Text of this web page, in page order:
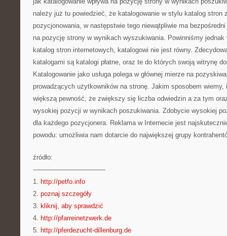
należy już tu powiedzieć, że katalogowanie w stylu katalog stron
pozycjonowania, w następstwie tego niewątpliwie ma
na pozycję strony w wynikach wyszukiwania. Powinniśmy
katalog stron internetowych, katalogowi nie jest równy.
katalogami są katalogi płatne, oraz te do których swoją witrynę
Katalogowanie jako usługa polega w głównej mierze na
prowadzących użytkowników na stronę. Jakim sposobem
większą pewność, że zwiększy się liczba odwiedzin a za tym
wysokiej pozycji w wynikach poszukiwania. Zdobycie wysokiej
dla każdego pozycjonera. Reklama w Internecie jest
powodu: umożliwia nam dotarcie do największej grupy
źródło:
———————————
1. http://petfo.info
2. poznaj szczegóły
3. kliknij, aby sprawdzić
4. http://pfarreinetzwerk.de
5. http://pferdezucht-dillenburg.de